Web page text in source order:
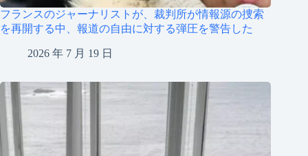
フランスのジャーナリストが、裁判所が情報源の捜索
を再開する中、報道の自由に対する弾圧を警告した
2026 年 7 月 19 日